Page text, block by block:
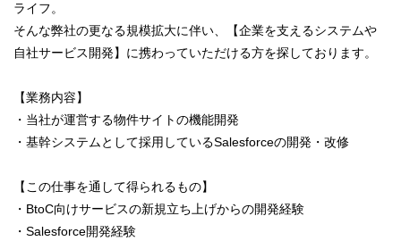
ライフ。
そんな弊社の更なる規模拡大に伴い、【企業を支えるシステムや
自社サービス開発】に携わっていただける方を探しております。
【業務内容】
・当社が運営する物件サイトの機能開発
・基幹システムとして採用しているSalesforceの開発・改修
【この仕事を通して得られるもの】
・BtoC向けサービスの新規立ち上げからの開発経験
・Salesforce開発経験